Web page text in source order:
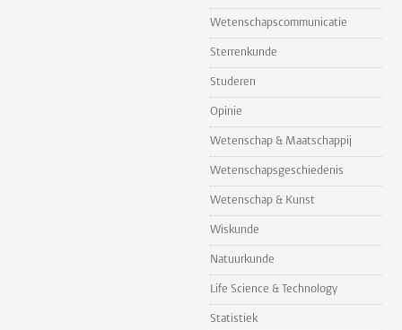
Wetenschapscommunicatie
Sterrenkunde
Studeren
Opinie
Wetenschap & Maatschappij
Wetenschapsgeschiedenis
Wetenschap & Kunst
Wiskunde
Natuurkunde
Life Science & Technology
Statistiek